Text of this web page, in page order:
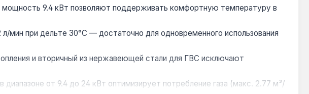
мощность 9.4 кВт позволяют поддерживать комфортную температуру в
мин при дельте 30°C — достаточно для одновременного использования
и вторичный из нержавеющей стали для ГВС исключают
диапазоне от 9.4 до 24 кВт оптимизирует потребление газа (макс. 2.77 м³/